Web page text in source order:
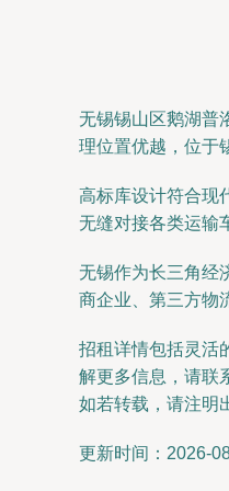
无锡锡山区鹅湖普
理位置优越，位于
高标库设计符合现
无缝对接各类运输
无锡作为长三角经
商企业、第三方物
招租详情包括灵活
解更多信息，请联
如若转载，请注明
更新时间：2026-